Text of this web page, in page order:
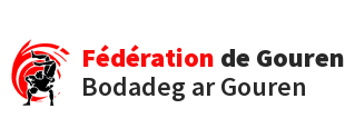
Fédération de Gouren
Bodadeg ar Gouren